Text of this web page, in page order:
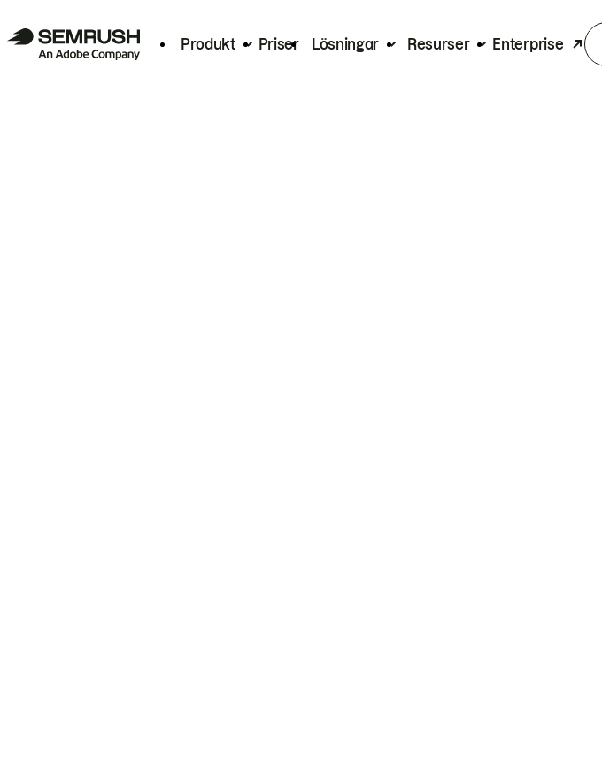
Produkt Priser Lösningar Resurser Enterprise